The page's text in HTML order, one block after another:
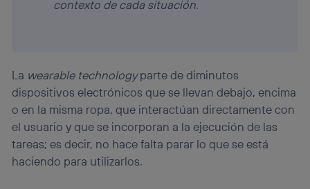
contexto de cada situación.
La wearable technologyparte de diminutos
dispositivos electrónicos que se llevan debajo, encima
o en la misma ropa, que interactúan directamente con
el usuario y que se incorporan a la ejecución de las
tareas; es decir, no hace falta parar lo que se está
haciendo para utilizarlos.